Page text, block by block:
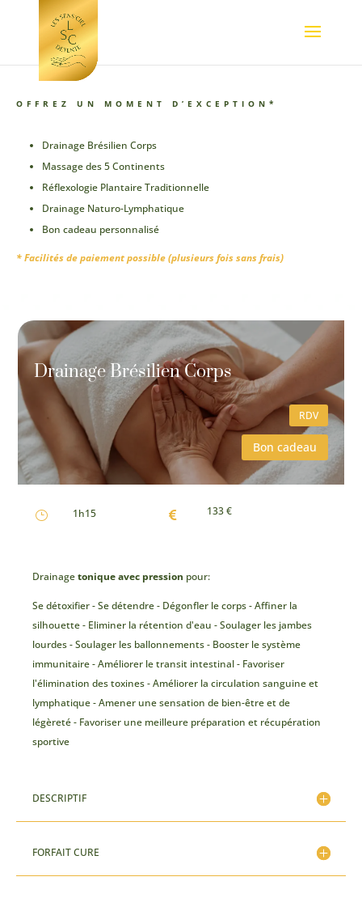
OFFREZ UN MOMENT D’EXCEPTION*
Drainage Brésilien Corps
Massage des 5 Continents
Réflexologie Plantaire Traditionnelle
Drainage Naturo-Lymphatique
Bon cadeau personnalisé
* Facilités de paiement possible (plusieurs fois sans frais)
Drainage Brésilien Corps
RDV
Bon cadeau
} 1h15  133 €
Drainagetonique avec pression pour:
Se détoxifier - Se détendre - Dégonfler le corps - Affiner la
silhouette - Eliminer la rétention d'eau - Soulager les jambes
lourdes - Soulager les ballonnements - Booster le système
immunitaire - Améliorer le transit intestinal - Favoriser
l'élimination des toxines - Améliorer la circulation sanguine et
lymphatique - Amener une sensation de bien-être et de
légèreté - Favoriser une meilleure préparation et récupération
sportive
DESCRIPTIF
FORFAIT CURE